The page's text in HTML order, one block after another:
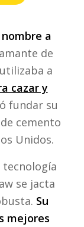
a
de
a
cazar y
fundar su
cemento
Unidos.
tecnología
se jacta
Su
mejores